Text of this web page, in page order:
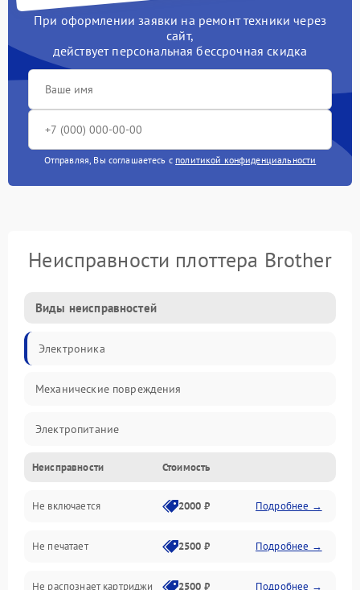
При оформлении заявки на ремонт техники через
сайт,
действует персональная бессрочная скидка
Отправляя, Вы соглашаетесь с политикой конфиденциальности
Неисправности плоттера Brother
Виды неисправностей
Электроника
Механические повреждения
Электропитание
Работа системы
Механика
Оптика
Неисправности Стоимость
Не включается 2000 ₽ Подробнее →
Не печатает 2500 ₽ Подробнее →
Не распознает картриджи 2500 ₽ Подробнее →